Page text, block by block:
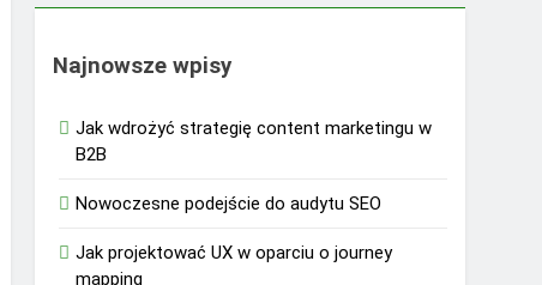
Najnowsze wpisy
Jak wdrożyć strategię content marketingu w
B2B
Nowoczesne podejście do audytu SEO
Jak projektować UX w oparciu o journey
mapping